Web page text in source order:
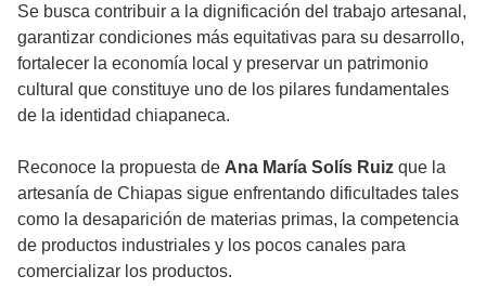
Se busca contribuir a la dignificación del trabajo artesanal,
garantizar condiciones más equitativas para su desarrollo,
fortalecer la economía local y preservar un patrimonio
cultural que constituye uno de los pilares fundamentales
de la identidad chiapaneca.
Reconoce la propuesta de Ana María Solís Ruiz que la
artesanía de Chiapas sigue enfrentando dificultades tales
como la desaparición de materias primas, la competencia
de productos industriales y los pocos canales para
comercializar los productos.